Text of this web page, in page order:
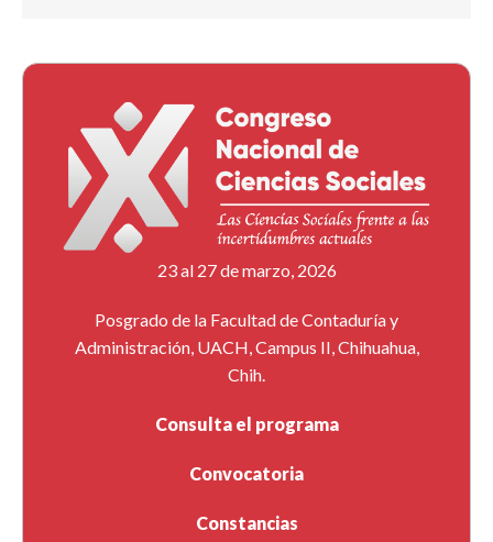
23 al 27 de marzo, 2026
Posgrado de la Facultad de Contaduría y
Administración, UACH, Campus II, Chihuahua,
Chih.
Consulta el programa
Convocatoria
Constancias